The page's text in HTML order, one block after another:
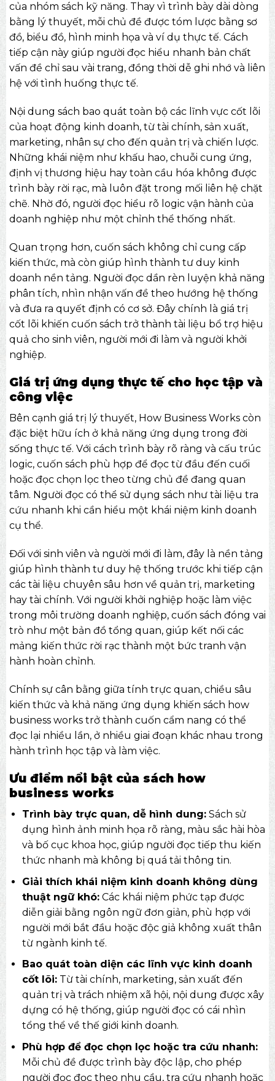
của nhóm sách kỹ năng. Thay vì trình bày dài dòng
bằng lý thuyết, mỗi chủ đề được tóm lược bằng sơ
đồ, biểu đồ, hình minh họa và ví dụ thực tế. Cách
tiếp cận này giúp người đọc hiểu nhanh bản chất
vấn đề chỉ sau vài trang, đồng thời dễ ghi nhớ và liên
hệ với tình huống thực tế.
Nội dung sách bao quát toàn bộ các lĩnh vực cốt lõi
của hoạt động kinh doanh, từ tài chính, sản xuất,
marketing, nhân sự cho đến quản trị và chiến lược.
Những khái niệm như khấu hao, chuỗi cung ứng,
định vị thương hiệu hay toàn cầu hóa không được
trình bày rời rạc, mà luôn đặt trong mối liên hệ chặt
chẽ. Nhờ đó, người đọc hiểu rõ logic vận hành của
doanh nghiệp như một chỉnh thể thống nhất.
Quan trọng hơn, cuốn sách không chỉ cung cấp
kiến thức, mà còn giúp hình thành tư duy kinh
doanh nền tảng. Người đọc dần rèn luyện khả năng
phân tích, nhìn nhận vấn đề theo hướng hệ thống
và đưa ra quyết định có cơ sở. Đây chính là giá trị
cốt lõi khiến cuốn sách trở thành tài liệu bổ trợ hiệu
quả cho sinh viên, người mới đi làm và người khởi
nghiệp.
Giá trị ứng dụng thực tế cho học tập và
công việc
Bên cạnh giá trị lý thuyết, How Business Works còn
đặc biệt hữu ích ở khả năng ứng dụng trong đời
sống thực tế. Với cách trình bày rõ ràng và cấu trúc
logic, cuốn sách phù hợp để đọc từ đầu đến cuối
hoặc đọc chọn lọc theo từng chủ đề đang quan
tâm. Người đọc có thể sử dụng sách như tài liệu tra
cứu nhanh khi cần hiểu một khái niệm kinh doanh
cụ thể.
Đối với sinh viên và người mới đi làm, đây là nền tảng
giúp hình thành tư duy hệ thống trước khi tiếp cận
các tài liệu chuyên sâu hơn về quản trị, marketing
hay tài chính. Với người khởi nghiệp hoặc làm việc
trong môi trường doanh nghiệp, cuốn sách đóng vai
trò như một bản đồ tổng quan, giúp kết nối các
mảng kiến thức rời rạc thành một bức tranh vận
hành hoàn chỉnh.
Chính sự cân bằng giữa tính trực quan, chiều sâu
kiến thức và khả năng ứng dụng khiến sách how
business works trở thành cuốn cẩm nang có thể
đọc lại nhiều lần, ở nhiều giai đoạn khác nhau trong
hành trình học tập và làm việc.
Ưu điểm nổi bật của sách how
business works
Trình bày trực quan, dễ hình dung:Sách sử
dụng hình ảnh minh họa rõ ràng, màu sắc hài hòa
và bố cục khoa học, giúp người đọc tiếp thu kiến
thức nhanh mà không bị quá tải thông tin.
Giải thích khái niệm kinh doanh không dùng
thuật ngữ khó:Các khái niệm phức tạp được
diễn giải bằng ngôn ngữ đơn giản, phù hợp với
người mới bắt đầu hoặc độc giả không xuất thân
từ ngành kinh tế.
Bao quát toàn diện các lĩnh vực kinh doanh
cốt lõi:Từ tài chính, marketing, sản xuất đến
quản trị và trách nhiệm xã hội, nội dung được xây
dựng có hệ thống, giúp người đọc có cái nhìn
tổng thể về thế giới kinh doanh.
Phù hợp để đọc chọn lọc hoặc tra cứu nhanh:
Mỗi chủ đề được trình bày độc lập, cho phép
người đọc đọc theo nhu cầu, tra cứu nhanh hoặc